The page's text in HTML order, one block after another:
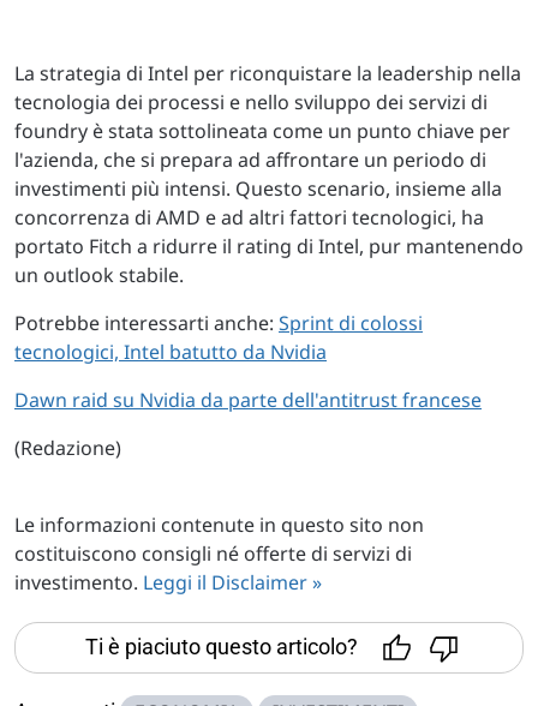
La strategia di Intel per riconquistare la leadership nella
tecnologia dei processi e nello sviluppo dei servizi di
foundry è stata sottolineata come un punto chiave per
l'azienda, che si prepara ad affrontare un periodo di
investimenti più intensi. Questo scenario, insieme alla
concorrenza di AMD e ad altri fattori tecnologici, ha
portato Fitch a ridurre il rating di Intel, pur mantenendo
un outlook stabile.
Potrebbe interessarti anche: Sprint di colossi
tecnologici, Intel batutto da Nvidia
Dawn raid su Nvidia da parte dell'antitrust francese
(Redazione)
Le informazioni contenute in questo sito non
costituiscono consigli né offerte di servizi di
investimento. Leggi il Disclaimer »
Ti è piaciuto questo articolo?